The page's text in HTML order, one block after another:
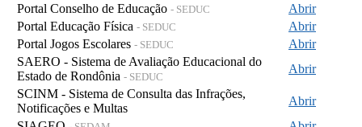
Portal Conselho de Educação - SEDUC
Abrir
Portal Educação Física - SEDUC
Abrir
Portal Jogos Escolares - SEDUC
Abrir
SAERO - Sistema de Avaliação Educacional do
Estado de Rondônia - SEDUC
Abrir
SCINM - Sistema de Consulta das Infrações,
Notificações e Multas
Abrir